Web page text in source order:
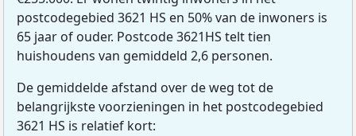
postcodegebied 3621 HS en 50% van de inwoners is
65 jaar of ouder. Postcode 3621HS telt tien
huishoudens van gemiddeld 2,6 personen.
De gemiddelde afstand over de weg tot de
belangrijkste voorzieningen in het postcodegebied
3621 HS is relatief kort: